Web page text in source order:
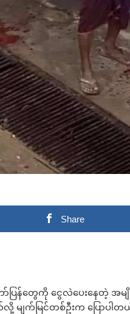
Share
ပြန်တွေကို ငွေလဲပေးနေတဲ့ အမျို
က်မြင်တစ်ဦးက ပြောပါတ
ဘဏ်နဲ့အကြွေး